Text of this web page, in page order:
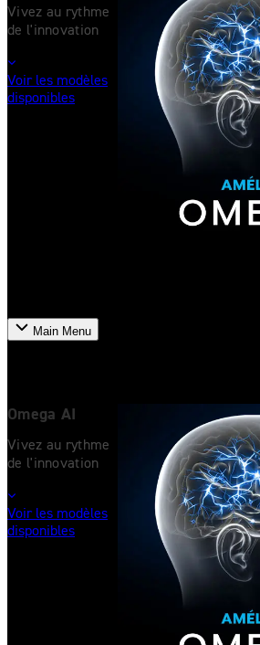
Vivez au rythme
de l'innovation
Voir les modèles
disponibles
Main Menu
Omega AI
Vivez au rythme
de l'innovation
Voir les modèles
disponibles